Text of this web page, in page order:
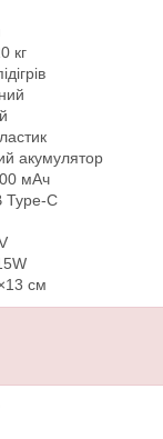
кг
акумулятор
мАч
Type-C
см